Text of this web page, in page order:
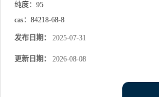
纯度： 95
cas： 84218-68-8
发布日期： 2025-07-31
更新日期： 2026-08-08